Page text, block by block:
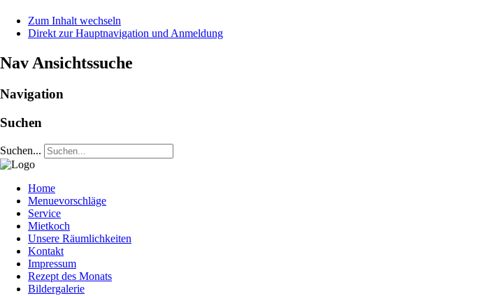
Zum Inhalt wechseln
Direkt zur Hauptnavigation und Anmeldung
Nav Ansichtssuche
Navigation
Suchen
Suchen...
Home
Menuevorschläge
Service
Mietkoch
Unsere Räumlichkeiten
Kontakt
Impressum
Rezept des Monats
Bildergalerie